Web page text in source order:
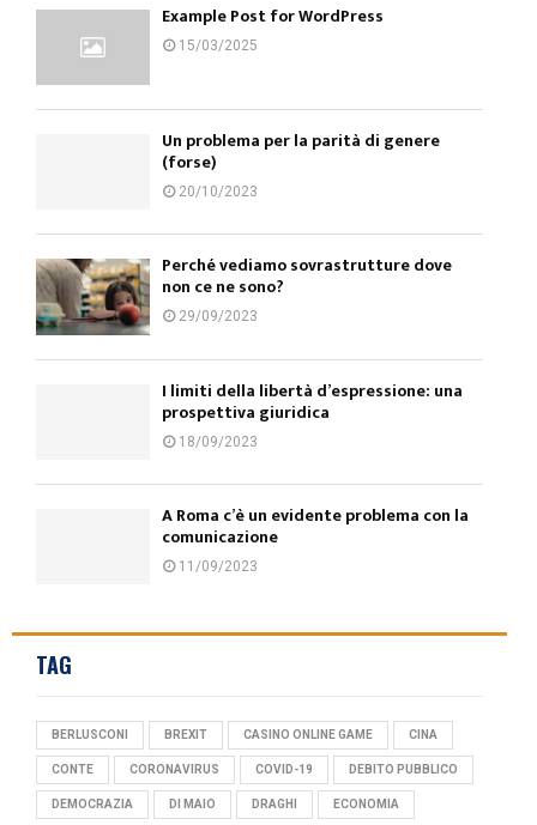
Example Post for WordPress
15/03/2025
Un problema per la parità di genere
(forse)
20/10/2023
Perché vediamo sovrastrutture dove
non ce ne sono?
29/09/2023
I limiti della libertà d’espressione: una
prospettiva giuridica
18/09/2023
A Roma c’è un evidente problema con la
comunicazione
11/09/2023
TAG
BERLUSCONI BREXIT CASINO ONLINE GAME CINA
CONTE CORONAVIRUS COVID-19 DEBITO PUBBLICO
DEMOCRAZIA DI MAIO DRAGHI ECONOMIA